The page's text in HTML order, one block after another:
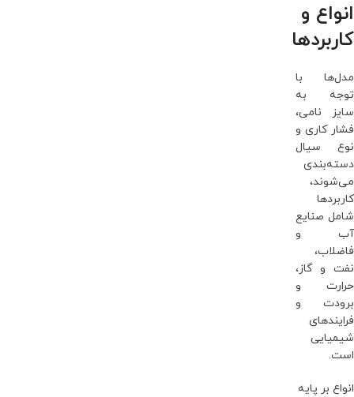
انواع و
کاربردها
مدل‌ها با
توجه به
سایز نامی،
فشار کاری و
نوع سیال
دسته‌بندی
می‌شوند،
کاربردها
شامل صنایع
آب و
فاضلاب،
نفت و گاز،
حرارت و
برودت و
فرایندهای
شیمیایی
است.
انواع بر پایه